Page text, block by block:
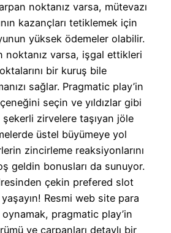
noktanız varsa, mütevazı
kazançları tetiklemek için
yüksek ödemeler olabilir.
noktanız varsa, işgal ettikleri
bir kuruş bile
sağlar. Pragmatic play’in
seçin ve yıldızlar gibi
zirvelere taşıyan jöle
üstel büyümeye yol
zincirleme reaksiyonlarını
geldin bonusları da sunuyor.
çekin prefered slot
Resmi web site para
pragmatic play’in
ve çarpanları detaylı bir